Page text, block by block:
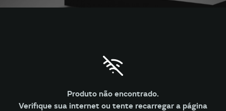
Produto não encontrado.
Verifique sua internet ou tente recarregar a página